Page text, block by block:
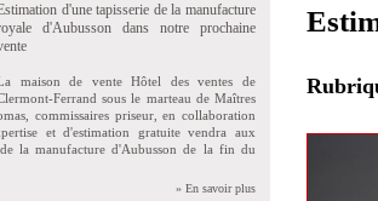
d'une tapisserie de la manufacture
d'Aubusson dans notre prochaine
maison de vente Hôtel des ventes de
Ferrand sous le marteau de Maîtres
commissaires priseur, en collaboration
et d'estimation gratuite vendra aux
de la manufacture d'Aubusson de la fin du
» En savoir plus